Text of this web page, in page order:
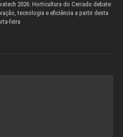
2026: Horticultura do Cerrado debate
tecnologia e eficiência a partir desta
feira